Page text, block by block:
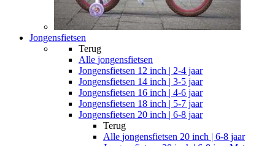
Jongensfietsen
Terug
Alle jongensfietsen
Jongensfietsen 12 inch | 2-4 jaar
Jongensfietsen 14 inch | 3-5 jaar
Jongensfietsen 16 inch | 4-6 jaar
Jongensfietsen 18 inch | 5-7 jaar
Jongensfietsen 20 inch | 6-8 jaar
Terug
Alle jongensfietsen 20 inch | 6-8 jaar